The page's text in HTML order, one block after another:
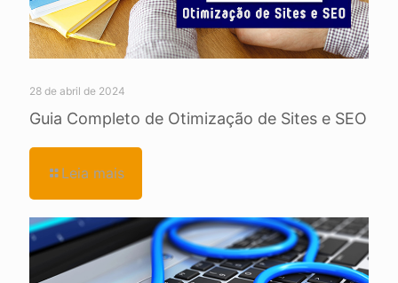
28 de abril de 2024
Guia Completo de Otimização de Sites e SEO
Leia mais